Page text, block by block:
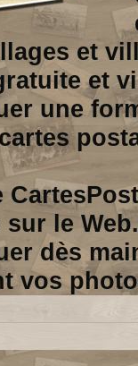
et
et
une
le Web.
dès
vos